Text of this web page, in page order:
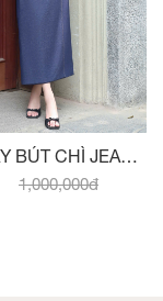
BÚT CHÌ JEAN
TÀ LẬT
1,000,000đ